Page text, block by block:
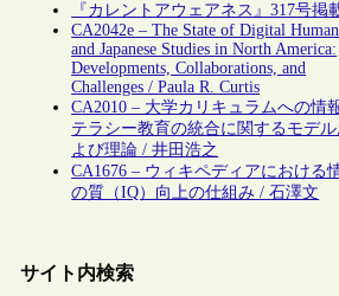
『カレントアウェアネス』317号掲
CA2042e – The State of Digital
and Japanese Studies in North America:
Developments, Collaborations, and
Challenges / Paula R. Curtis
CA2010 – 大学カリキュラムへの情
テラシー教育の統合に関するモデル
よび理論 / 井田浩之
CA1676 – ウィキペディアにおける
の質（IQ）向上の仕組み / 石澤文
サイト内検索